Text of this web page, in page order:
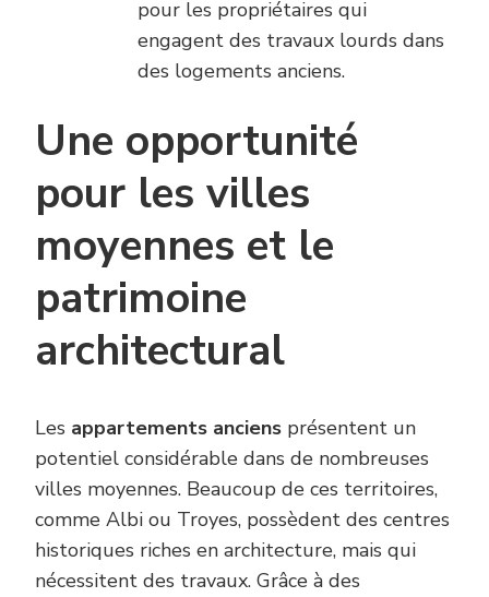
pour les propriétaires qui
engagent des travaux lourds dans
des logements anciens.
Une opportunité
pour les villes
moyennes et le
patrimoine
architectural
Les appartements anciens présentent un
potentiel considérable dans de nombreuses
villes moyennes. Beaucoup de ces territoires,
comme Albi ou Troyes, possèdent des centres
historiques riches en architecture, mais qui
nécessitent des travaux. Grâce à des